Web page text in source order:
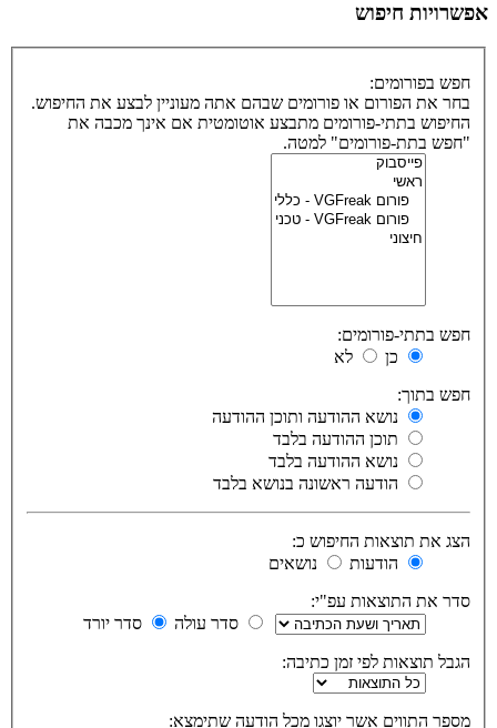
אפשרויות חיפוש
חפש בפורומים:
בחר את הפורום או פורומים שבהם אתה מעוניין לבצע את החיפוש.
החיפוש בתתי-פורומים מתבצע אוטומטית אם אינך מכבה את
"חפש בתת-פורומים" למטה.
חפש בתתי-פורומים:
כן
לא
חפש בתוך:
נושא ההודעה ותוכן ההודעה
תוכן ההודעה בלבד
נושא ההודעה בלבד
הודעה ראשונה בנושא בלבד
הצג את תוצאות החיפוש כ:
הודעות
נושאים
סדר את התוצאות עפ"י:
סדר עולה
סדר יורד
הגבל תוצאות לפי זמן כתיבה:
מספר התווים אשר יוצגו מכל הודעה שתימצא: